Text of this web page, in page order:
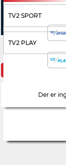
TV2 SPORT
TV2 PLAY
KOMMENDE
Der er